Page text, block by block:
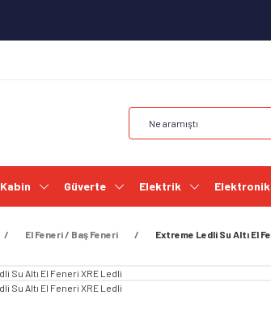
Kabin Güverte Elektrik Elektronik
El Feneri / Baş Feneri Extreme Ledli Su Altı El